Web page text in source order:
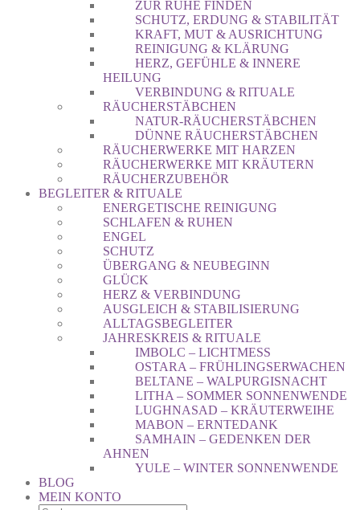
ZUR RUHE FINDEN
SCHUTZ, ERDUNG & STABILITÄT
KRAFT, MUT & AUSRICHTUNG
REINIGUNG & KLÄRUNG
HERZ, GEFÜHLE & INNERE
HEILUNG
VERBINDUNG & RITUALE
RÄUCHERSTÄBCHEN
NATUR-RÄUCHERSTÄBCHEN
DÜNNE RÄUCHERSTÄBCHEN
RÄUCHERWERKE MIT HARZEN
RÄUCHERWERKE MIT KRÄUTERN
RÄUCHERZUBEHÖR
BEGLEITER & RITUALE
ENERGETISCHE REINIGUNG
SCHLAFEN & RUHEN
ENGEL
SCHUTZ
ÜBERGANG & NEUBEGINN
GLÜCK
HERZ & VERBINDUNG
AUSGLEICH & STABILISIERUNG
ALLTAGSBEGLEITER
JAHRESKREIS & RITUALE
IMBOLC – LICHTMESS
OSTARA – FRÜHLINGSERWACHEN
BELTANE – WALPURGISNACHT
LITHA – SOMMER SONNENWENDE
LUGHNASAD – KRÄUTERWEIHE
MABON – ERNTEDANK
SAMHAIN – GEDENKEN DER
AHNEN
YULE – WINTER SONNENWENDE
BLOG
MEIN KONTO